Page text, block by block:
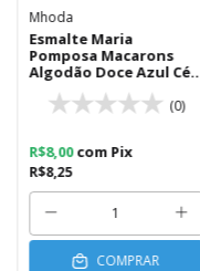
Mhoda
Esmalte Maria
Pomposa Macarons
Algodão Doce Azul Céu
(0)
R$8,25
R$8,00com Pix
COMPRAR